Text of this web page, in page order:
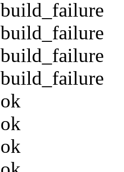
build_failure
build_failure
build_failure
build_failure
ok
ok
ok